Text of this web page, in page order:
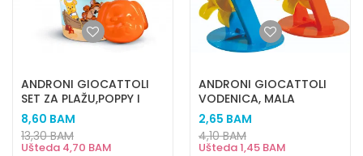
ANDRONI GIOCATTOLI
SET ZA PLAŽU,POPPY I
PRIJATELJI
8,60 BAM
Ušteda 4,70 BAM
13,30BAM
ANDRONI GIOCATTOLI
VODENICA, MALA
2,65 BAM
Ušteda1,45 BAM
4,10BAM